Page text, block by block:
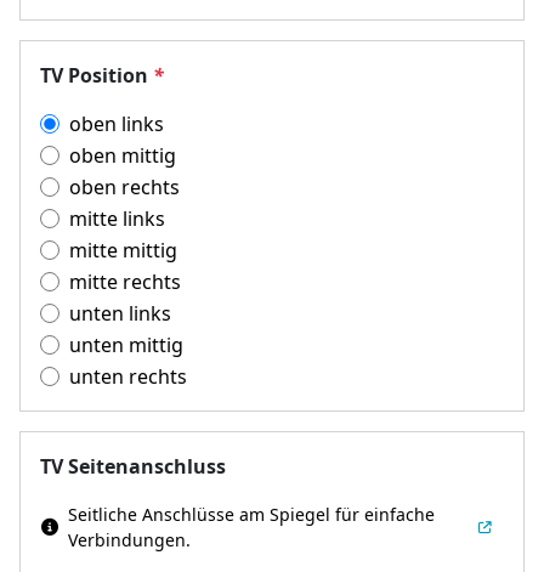
TV Position *
oben links
oben mittig
oben rechts
mitte links
mitte mittig
mitte rechts
unten links
unten mittig
unten rechts
TV Seitenanschluss
Seitliche Anschlüsse am Spiegel für einfache
Verbindungen.